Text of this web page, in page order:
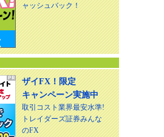
ャッシュバック！
ザイFX！限定
キャンペーン実施中
取引コスト業界最安水準!
トレイダーズ証券みんな
のFX